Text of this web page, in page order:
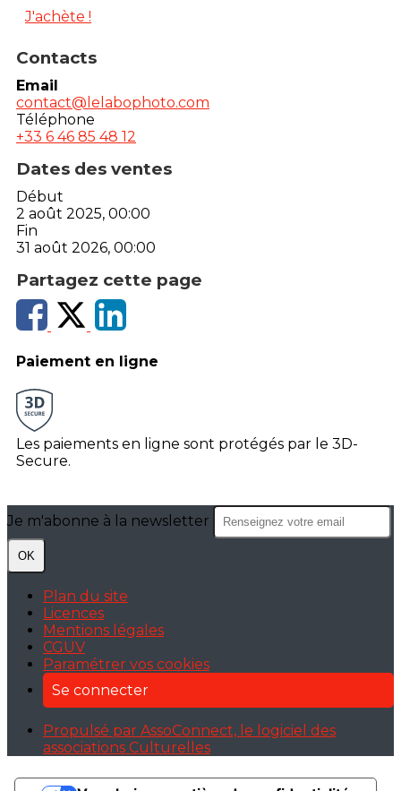
J'achète !
Contacts
Email
contact@lelabophoto.com
Téléphone
+33 6 46 85 48 12
Dates des ventes
Début
2 août 2025, 00:00
Fin
31 août 2026, 00:00
Partagez cette page
Paiement en ligne
Les paiements en ligne sont protégés par le 3D-
Secure.
Je m'abonne à la newsletter
OK
Plan du site
Licences
Mentions légales
CGUV
Paramétrer vos cookies
Se connecter
Propulsé par AssoConnect, le logiciel des
associations Culturelles